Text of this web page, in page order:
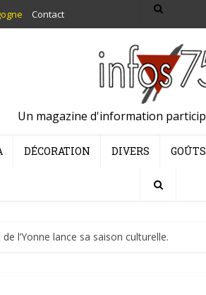
Contact
Un magazine d'information
DÉCORATION DIVERS
l’Yonne lance sa saison culturelle.